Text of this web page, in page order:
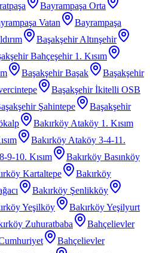
Bayrampaşa Orta
Vatan
Bayrampaşa
Başakşehir Altınşehir
Bahçeşehir 1. Kısım
Başakşehir Başak
Başakşehir
Başakşehir İkitelli OSB
Şahintepe
Başakşehir
Bakırköy Ataköy 1. Kısım
Bakırköy Ataköy 3-4-11.
9-10. Kısım
Bakırköy Basınköy
Kartaltepe
Bakırköy
Bakırköy Şenlikköy
Yeşilköy
Bakırköy Yeşilyurt
Zuhuratbaba
Bahçelievler
Bahçelievler